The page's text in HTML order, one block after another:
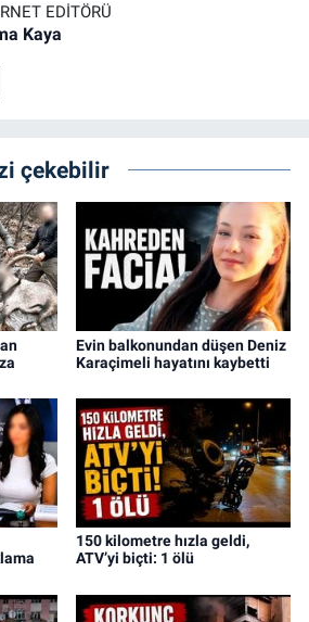
EDITÖRÜ
Kaya
çekebilir
Evin balkonundan düşen Deniz
Karaçimeli hayatını kaybetti
150 kilometre hızla geldi,
ATV’yi biçti: 1 ölü